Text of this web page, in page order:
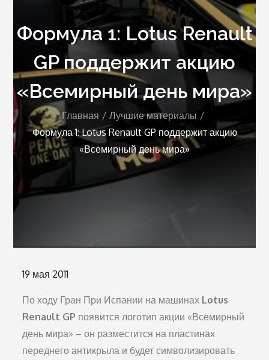
Формула 1: Lotus Renault
GP поддержит акцию
«Всемирный день мира»
Главная
Лучшие материалы
Формула 1: Lotus Renault GP поддержит акцию
«Всемирный день мира»
Опубликовано
19 мая 2011
По ходу Гран При Испании на машинах Lotus
Renault GP появится логотип акции «Всемирный
день мира» – он разместится на пластинах
переднего антикрыла и будет символизировать